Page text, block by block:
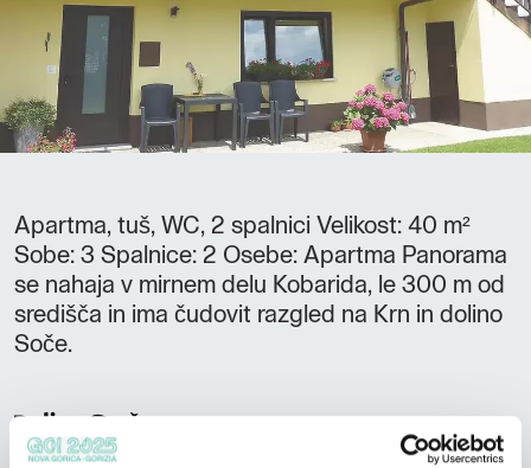
Apartma, tuš, WC, 2 spalnici Velikost: 40 m²
Sobe: 3 Spalnice: 2 Osebe: Apartma Panorama
se nahaja v mirnem delu Kobarida, le 300 m od
središča in ima čudovit razgled na Krn in dolino
Soče.